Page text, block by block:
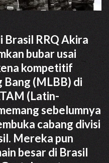
Brasil RRQ Akira
bubar usai
kompetitif
Bang (MLBB) di
(Latin-
sebelumnya
cabang divisi
Mereka pun
besar di Brasil